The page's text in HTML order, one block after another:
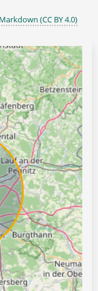
(CC BY 4.0)